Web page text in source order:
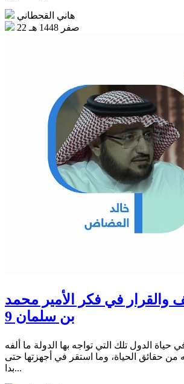
هاني القحطاني
22 صفر 1448 هـ
والقرار في فكر الأمير محمد
بن سلمان 9
الدول تلك التي تواجه بها الدولة ما ألفه
من حقائق الحياة، وما استقر في أجهزتها حتى
بدا...